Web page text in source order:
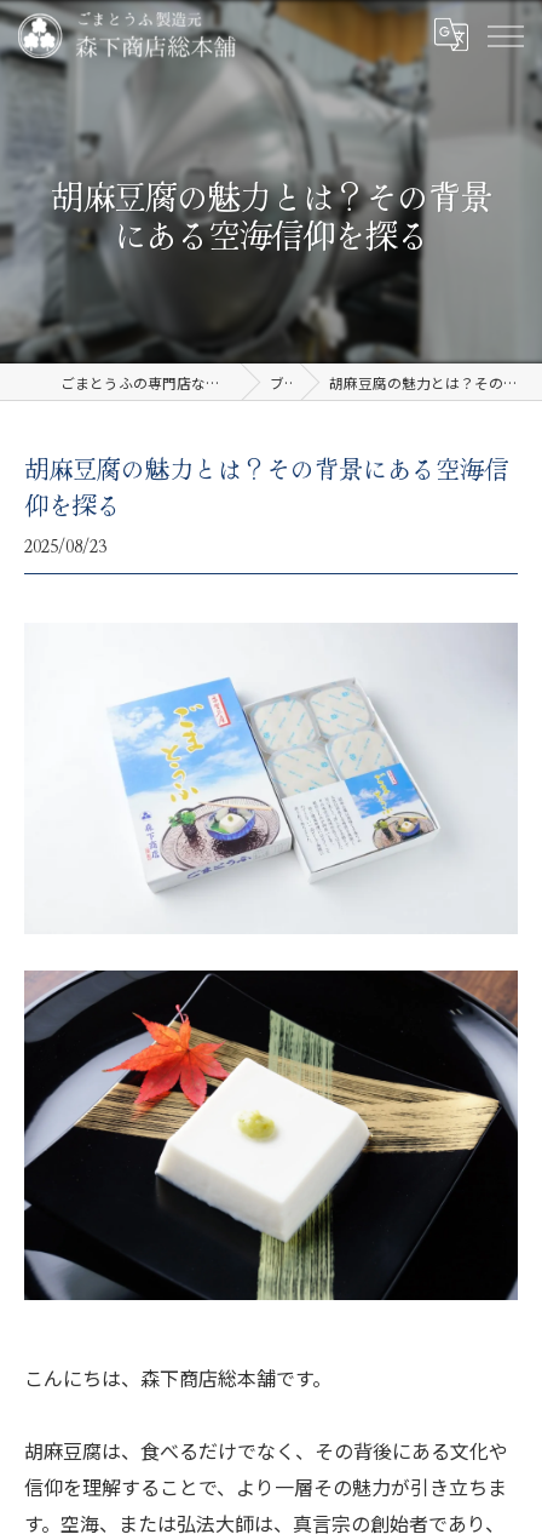
胡麻豆腐の魅力とは？その背景
にある空海信仰を探る
ごまとうふの専門店なら有限会社森下商店総本舗 ブログ 胡麻豆腐の魅力とは？その背景にある空海信仰を探る
胡麻豆腐の魅力とは？その背景にある空海信
仰を探る
2025/08/23
こんにちは、森下商店総本舗です。
胡麻豆腐は、食べるだけでなく、その背後にある文化や
信仰を理解することで、より一層その魅力が引き立ちま
す。空海、または弘法大師は、真言宗の創始者であり、